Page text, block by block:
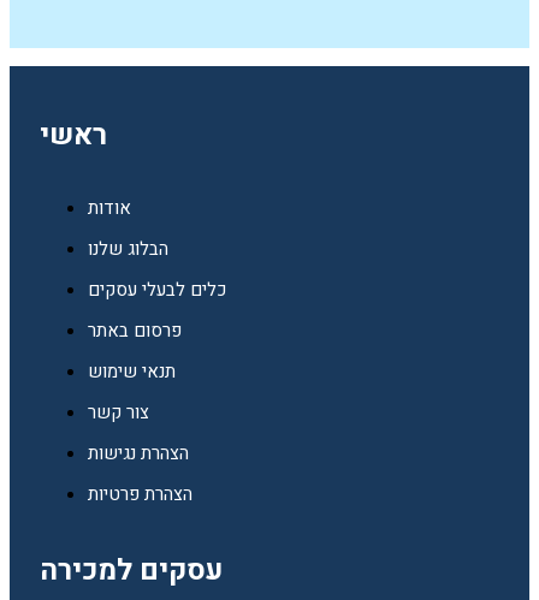
ראשי
אודות
הבלוג שלנו
כלים לבעלי עסקים
פרסום באתר
תנאי שימוש
צור קשר
הצהרת נגישות
הצהרת פרטיות
עסקים למכירה